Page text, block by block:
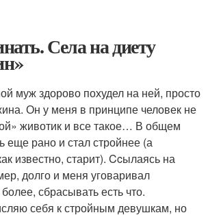
Села на диету
муж здорово похудел на ней, просто
Он у меня в принципе человек не
животик и все такое… В общем
еще рано и стал стройнее (а
известно, старит). Ccылаясь на
долго и меня уговаривал
сбрасывать есть что.
себя к стройным девушкам, но